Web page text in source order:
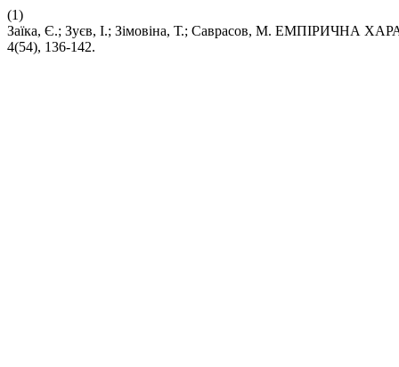
(1)
Заїка, Є.; Зуєв, І.; Зімовіна, Т.; Саврасов, М.
4(54), 136-142.